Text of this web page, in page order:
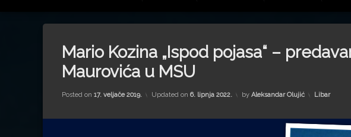
Mario Kozina „Ispod pojasa“ –
Maurovića u MSU
Posted on 17. veljače 2019. Updated on 6. lipnja 2022. by Aleksandar Olujić Kategorije:
Libar